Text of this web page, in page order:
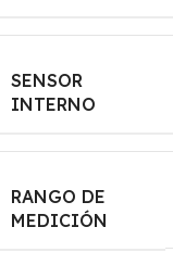
SENSOR
INTERNO
RANGO DE
MEDICIÓN